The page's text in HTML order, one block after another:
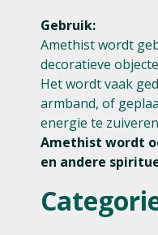
Gebruik:
Amethist wordt
decoratieve
Het wordt vaak
armband, of
energie te
Amethist wordt
en andere